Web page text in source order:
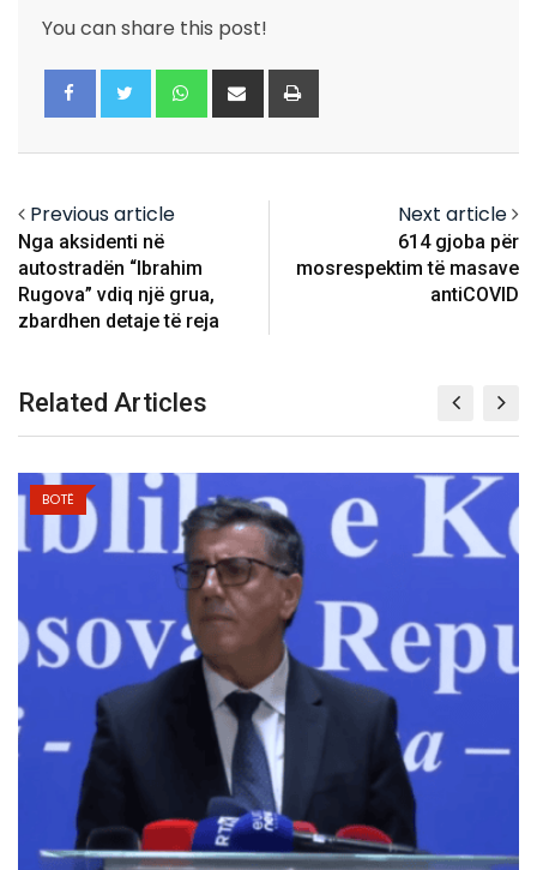
You can share this post!
Whatsapp
Share
via
Previous article
Nga aksidenti në
autostradën “Ibrahim
Rugova” vdiq një grua,
zbardhen detaje të reja
Next article
614 gjoba për
mosrespektim të masave
antiCOVID
Related Articles
BOTË